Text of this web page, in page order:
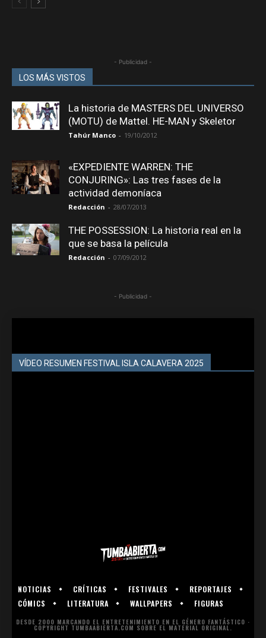
- Publicidad -
LOS MÁS VISTOS
La historia de MASTERS DEL UNIVERSO
(MOTU) de Mattel. HE-MAN y Skeletor
Tahúr Manco - 19/10/2012
«EXPEDIENTE WARREN: THE
CONJURING»: Las tres fases de la
actividad demoníaca
Redacción - 28/07/2013
THE POSSESSION: La historia real en la
que se basa la película
Redacción - 07/09/2012
- Publicidad -
VÍDEO RESUMEN FESTIVAL ISLA CALAVERA 2025
NOTICIAS CRÍTICAS FESTIVALES
REPORTAJES
CÓMICS
LITERATURA WALLPAPERS FIGURAS
DESDE 2000 MARCANDO EL ENTRETENIMIENTO EN EL GÉNERO FANTÁSTICO ·
COPYRIGHT TUMBAABIERTA.COM SOBRE EL MATERIAL ORIGINAL.